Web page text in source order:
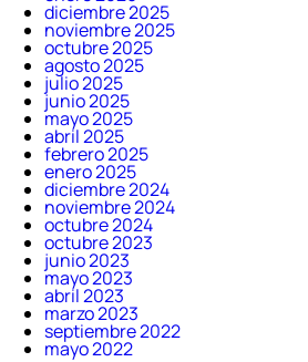
diciembre 2025
noviembre 2025
octubre 2025
agosto 2025
julio 2025
junio 2025
mayo 2025
abril 2025
febrero 2025
enero 2025
diciembre 2024
noviembre 2024
octubre 2024
octubre 2023
junio 2023
mayo 2023
abril 2023
marzo 2023
septiembre 2022
mayo 2022